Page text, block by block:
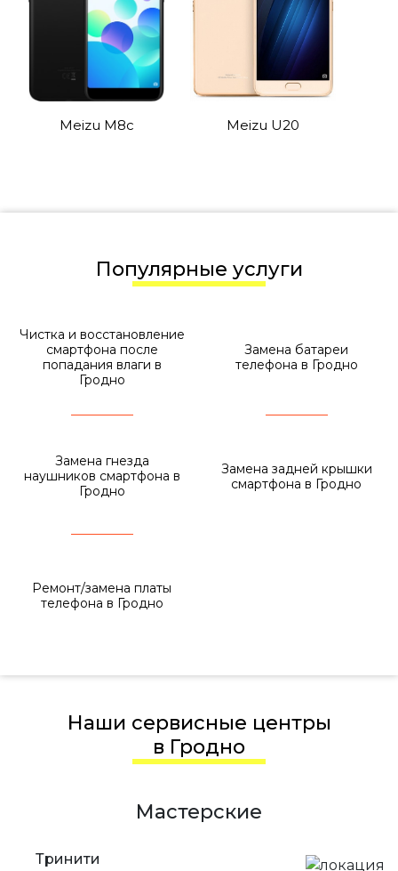
Meizu M8c Meizu U20
Популярные услуги
Чистка и восстановление
смартфона после
попадания влаги в
Гродно
Замена батареи
телефона в Гродно
Замена гнезда
наушников смартфона в
Гродно
Замена задней крышки
смартфона в Гродно
Ремонт/замена платы
телефона в Гродно
Наши сервисные центры
в Гродно
Мастерские
Тринити